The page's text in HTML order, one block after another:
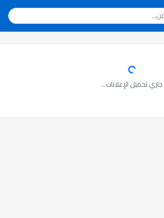
جاري تحميل الإعلانات...